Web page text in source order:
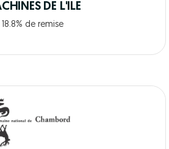
DE L'ILE
18.8% de remise